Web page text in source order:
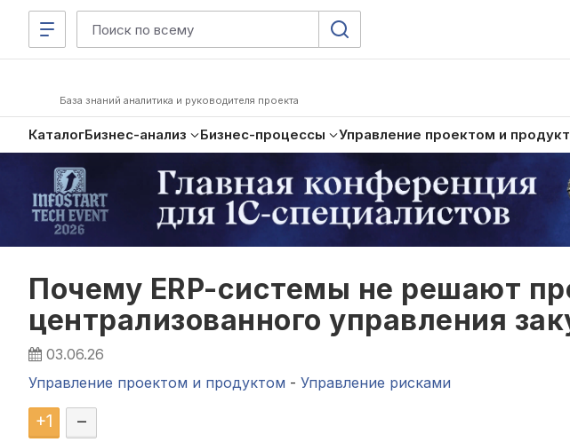
База знаний аналитика и руководителя проекта
КаталогБизнес-анализ Бизнес-процессы Управление проектом и
Почему ERP-системы не решают
централизованного управления
03.06.26
Управление проектом и продуктом - Управление рисками
+1 –